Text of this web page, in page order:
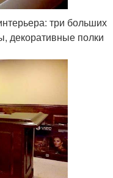
три больших
декоративные полки